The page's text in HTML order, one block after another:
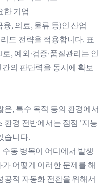
한 기업
, 의료, 물류 등)인 산업
드 전략을 적용합니다. 표
, 예외·검증·품질관리는 인
의 판단력을 동시에 확보
, 특수 목적 등의 환경에서
환경 전반에서는 점점 '지능
습니다.
동 병목이 어디에서 발생
어떻게 이러한 문제를 해
공적 자동화 전환을 위해서